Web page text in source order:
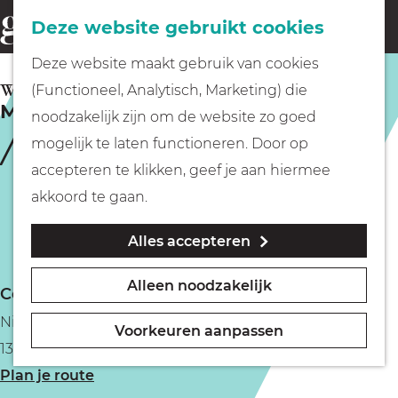
Deze website gebruikt cookies
Deze website maakt gebruik van cookies
(Functioneel, Analytisch, Marketing) die
noodzakelijk zijn om de website zo goed
mogelijk te laten functioneren. Door op
accepteren te klikken, geef je aan hiermee
akkoord te gaan.
Alles accepteren
Alleen noodzakelijk
Voorkeuren aanpassen
G
a
n
a
o
m
e
p
Fietsen
Wandelen
Geocachen
Naar het museum
o
e
k
e
n
Museum Weesp
WEESP
Contact
Nieuwstraat 41
1381 BB Weesp
Plan je routen